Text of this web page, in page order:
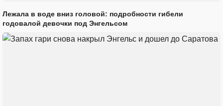
Лежала в воде вниз головой: подробности гибели
годовалой девочки под Энгельсом